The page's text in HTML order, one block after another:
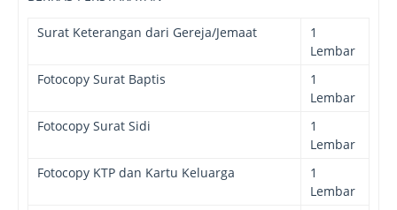
Surat Keterangan dari Gereja/Jemaat
1
Lembar
Fotocopy Surat Baptis
1
Lembar
Fotocopy Surat Sidi
1
Lembar
Fotocopy KTP dan Kartu Keluarga
1
Lembar